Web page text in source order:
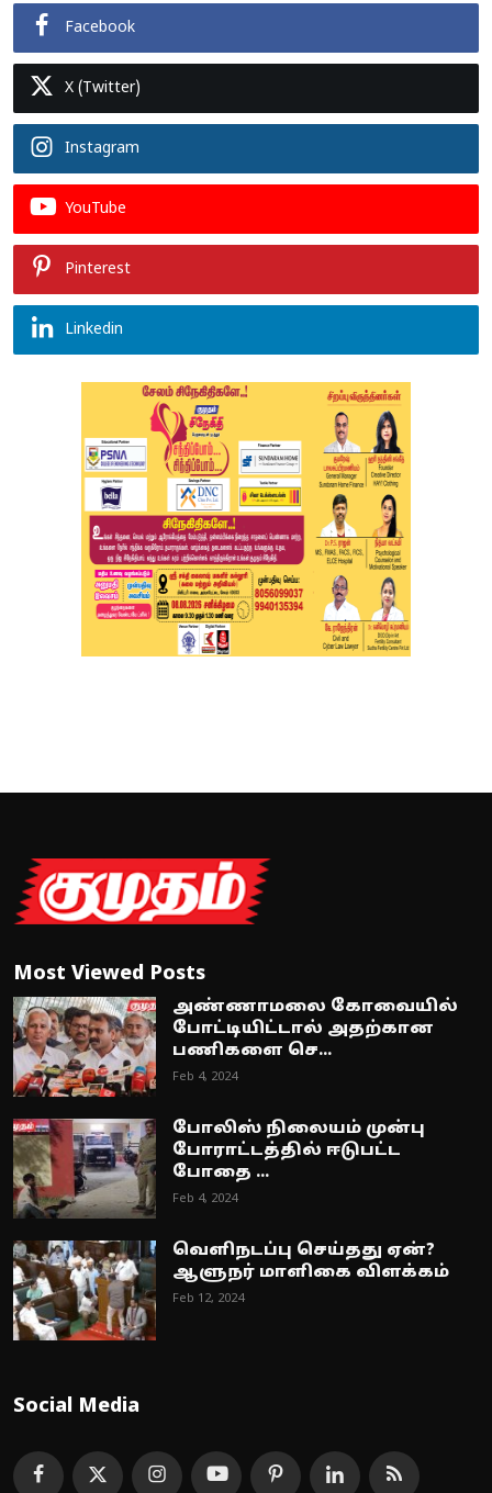
Facebook
X (Twitter)
Instagram
YouTube
Pinterest
Linkedin
Most Viewed Posts
அண்ணாமலை கோவையில்
போட்டியிட்டால் அதற்கான
பணிகளை செ...
Feb 4, 2024
போலிஸ் நிலையம் முன்பு
போராட்டத்தில் ஈடுபட்ட
போதை ...
Feb 4, 2024
வெளிநடப்பு செய்தது ஏன்?
ஆளுநர் மாளிகை விளக்கம்
Feb 12, 2024
Social Media